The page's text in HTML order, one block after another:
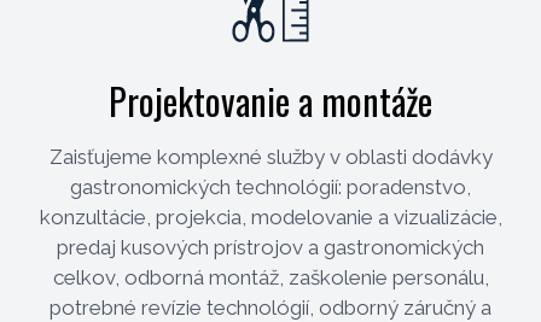
Projektovanie a montáže
Zaisťujeme komplexné služby v oblasti dodávky
gastronomických technológií: poradenstvo,
konzultácie, projekcia, modelovanie a vizualizácie,
predaj kusových prístrojov a gastronomických
celkov, odborná montáž, zaškolenie personálu,
potrebné revízie technológií, odborný záručný a